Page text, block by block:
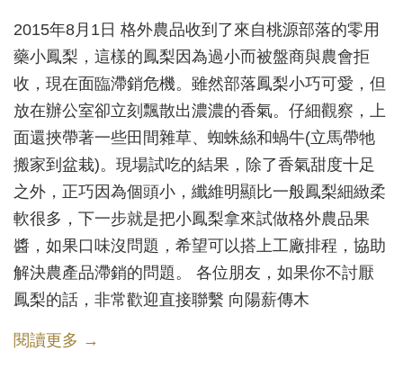
2015年8月1日 格外農品收到了來自桃源部落的零用
藥小鳳梨，這樣的鳳梨因為過小而被盤商與農會拒
收，現在面臨滯銷危機。雖然部落鳳梨小巧可愛，但
放在辦公室卻立刻飄散出濃濃的香氣。仔細觀察，上
面還挾帶著一些田間雜草、蜘蛛絲和蝸牛(立馬帶牠
搬家到盆栽)。現場試吃的結果，除了香氣甜度十足
之外，正巧因為個頭小，纖維明顯比一般鳳梨細緻柔
軟很多，下一步就是把小鳳梨拿來試做格外農品果
醬，如果口味沒問題，希望可以搭上工廠排程，協助
解決農產品滯銷的問題。 各位朋友，如果你不討厭
鳳梨的話，非常歡迎直接聯繫 向陽薪傳木
閱讀更多 →